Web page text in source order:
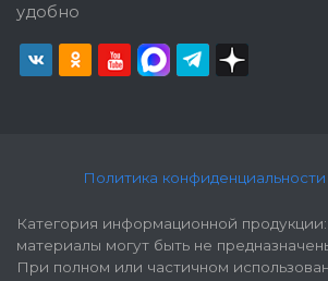
удобно
Политика конфиденциальности
Категория информационной продукции:
материалы могут быть не
При полном или частичном